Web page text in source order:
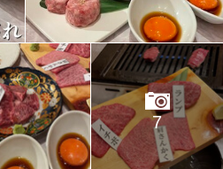
7